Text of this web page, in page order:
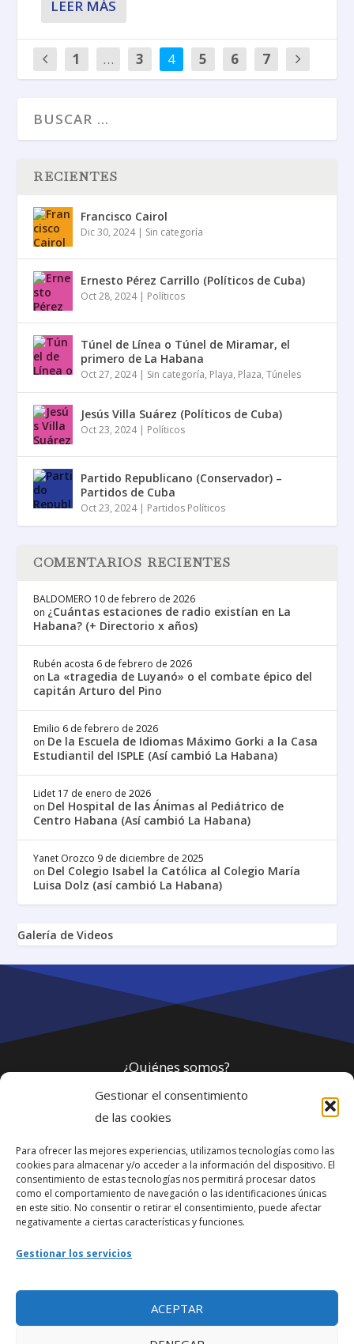
Gestionar el consentimiento
de las cookies
Para ofrecer las mejores experiencias, utilizamos tecnologías como las
cookies para almacenar y/o acceder a la información del dispositivo. El
consentimiento de estas tecnologías nos permitirá procesar datos
como el comportamiento de navegación o las identificaciones únicas
en este sitio. No consentir o retirar el consentimiento, puede afectar
negativamente a ciertas características y funciones.
Gestionar los servicios
ACEPTAR
LEER MÁS
1 … 3 4 5 6 7
RECIENTES
Francisco Cairol
Dic 30, 2024| Sin categoría
Ernesto Pérez Carrillo (Políticos de Cuba)
Oct 28, 2024| Políticos
Túnel de Línea o Túnel de Miramar, el
primero de La Habana
Oct 27, 2024| Sin categoría, Playa, Plaza,Túneles
Jesús Villa Suárez (Políticos de Cuba)
Oct 23, 2024| Políticos
Partido Republicano (Conservador) –
Partidos de Cuba
Oct 23, 2024| Partidos Políticos
COMENTARIOS RECIENTES
BALDOMERO 10 de febrero de 2026
on ¿Cuántas estaciones de radio existían en La
Habana? (+ Directorio x años)
Rubén acosta 6 de febrero de 2026
on La «tragedia de Luyanó» o el combate épico del
capitán Arturo del Pino
Emilio 6 de febrero de 2026
on De la Escuela de Idiomas Máximo Gorki a la Casa
Estudiantil del ISPLE (Así cambió La Habana)
Lidet 17 de enero de 2026
on Del Hospital de las Ánimas al Pediátrico de
Centro Habana (Así cambió La Habana)
Yanet Orozco 9 de diciembre de 2025
on Del Colegio Isabel la Católica al Colegio María
Luisa Dolz (así cambió La Habana)
Galería de Videos
¿Quiénes somos?
Política de privacidad
Webmaster
soporte@fotosdlahabana.com
Nuestro e-mail:
Ir al grupo de Facebook